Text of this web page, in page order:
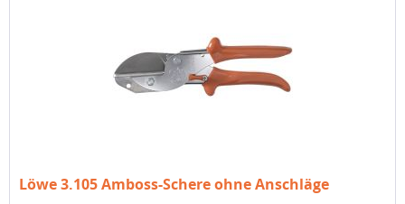
Löwe 3.105 Amboss-Schere ohne Anschläge